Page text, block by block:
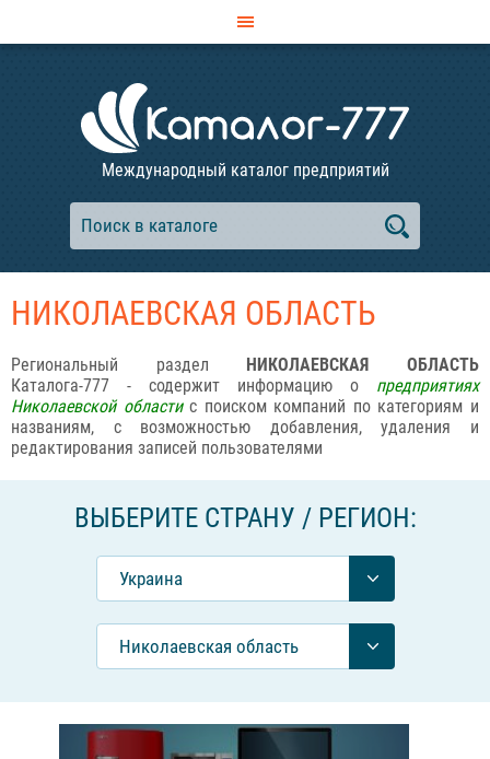
Международный каталог предприятий
НИКОЛАЕВСКАЯ ОБЛАСТЬ
Региональный раздел НИКОЛАЕВСКАЯ ОБЛАСТЬ
Каталога-777 - содержит информацию о предприятиях
Николаевской областис поиском компаний по категориям и
названиям, с возможностью добавления, удаления и
редактирования записей пользователями
ВЫБЕРИТЕ СТРАНУ / РЕГИОН:
Украина
Николаевская область